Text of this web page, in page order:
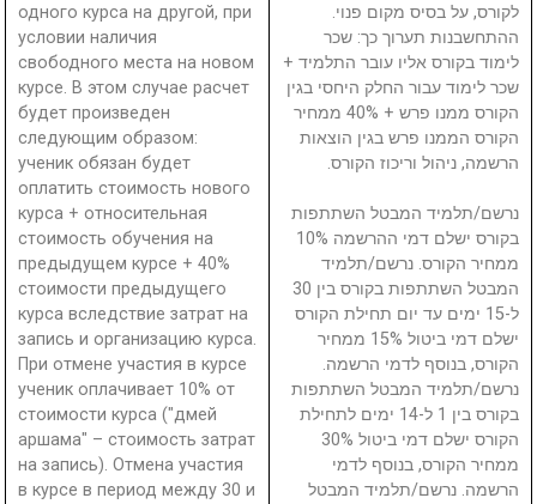
одного курса на другой, при
условии наличия
свободного места на новом
курсе. В этом случае расчет
будет произведен
следующим образом:
ученик обязан будет
оплатить стоимость нового
курса + относительная
стоимость обучения на
предыдущем курсе + 40%
стоимости предыдущего
курса вследствие затрат на
запись и организацию курса.
При отмене участия в курсе
ученик оплачивает 10% от
стоимости курса ("дмей
аршама" – стоимость затрат
на запись). Отмена участия
в курсе в период между 30 и
לקורס, על בסיס מקום פנוי.
ההתחשבנות תערוך כך: שכר
לימוד בקורס אליו עובר התלמיד +
שכר לימוד עבור החלק היחסי בגין
הקורס ממנו פרש + 40% ממחיר
הקורס הממנו פרש בגין הוצאות
הרשמה, ניהול וריכוז הקורס.
נרשם/תלמיד המבטל השתתפות
בקורס ישלם דמי ההרשמה 10%
ממחיר הקורס. נרשם/תלמיד
המבטל השתתפות בקורס בין 30
ל-15 ימים עד יום תחילת הקורס
ישלם דמי ביטול 15% ממחיר
הקורס, בנוסף לדמי הרשמה.
נרשם/תלמיד המבטל השתתפות
בקורס בין 1 ל-14 ימים לתחילת
הקורס ישלם דמי ביטול 30%
ממחיר הקורס, בנוסף לדמי
הרשמה. נרשם/תלמיד המבטל